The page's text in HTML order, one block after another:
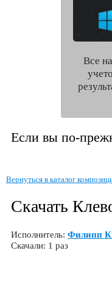
Все
Если вы по-
Вернуться в каталог
Скачать
Исполнитель: Филипп
Скачали: 1 раз